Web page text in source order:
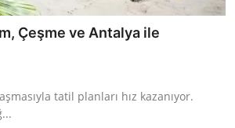
Çeşme ve Antalya ile
tatil planları hız kazanıyor.